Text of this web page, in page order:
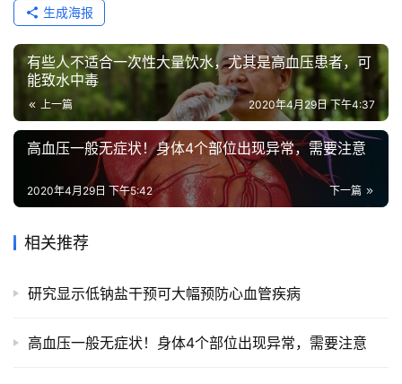
生成海报
有些人不适合一次性大量饮水，尤其是高血压患者，可
能致水中毒
上一篇 2020年4月29日 下午4:37
高血压一般无症状！身体4个部位出现异常，需要注意
下一篇
2020年4月29日 下午5:42
相关推荐
研究显示低钠盐干预可大幅预防心血管疾病
高血压一般无症状！身体4个部位出现异常，需要注意